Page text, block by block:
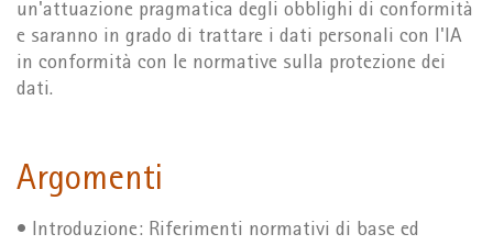
un'attuazione pragmatica degli obblighi di conformità
e saranno in grado di trattare i dati personali con l'IA
in conformità con le normative sulla protezione dei
dati.
Argomenti
• Introduzione: Riferimenti normativi di base ed